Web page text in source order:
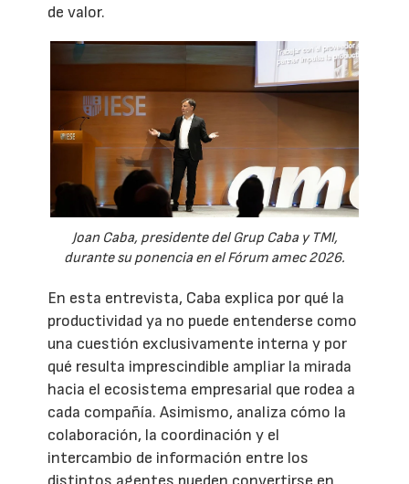
de valor.
Joan Caba, presidente del Grup Caba y TMI,
durante su ponencia en el Fórum amec 2026.
En esta entrevista, Caba explica por qué la
productividad ya no puede entenderse como
una cuestión exclusivamente interna y por
qué resulta imprescindible ampliar la mirada
hacia el ecosistema empresarial que rodea a
cada compañía. Asimismo, analiza cómo la
colaboración, la coordinación y el
intercambio de información entre los